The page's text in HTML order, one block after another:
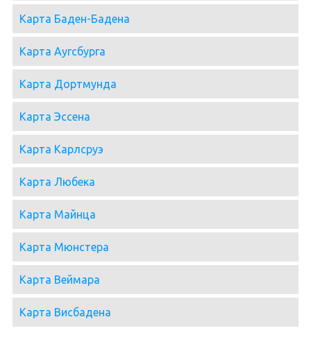
Карта Баден-Бадена
Карта Аугсбурга
Карта Дортмунда
Карта Эссена
Карта Карлсруэ
Карта Любека
Карта Майнца
Карта Мюнстера
Карта Веймара
Карта Висбадена